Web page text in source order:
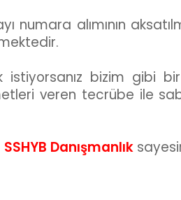
alımının
bizim gibi bir
veren tecrübe ile
SSHYB Danışmanlık